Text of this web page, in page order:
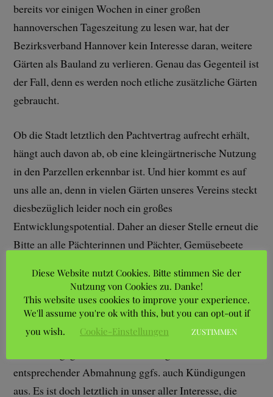
bereits vor einigen Wochen in einer großen
hannoverschen Tageszeitung zu lesen war, hat der
Bezirksverband Hannover kein Interesse daran, weitere
Gärten als Bauland zu verlieren. Genau das Gegenteil ist
der Fall, denn es werden noch etliche zusätzliche Gärten
gebraucht.
Ob die Stadt letztlich den Pachtvertrag aufrecht erhält,
hängt auch davon ab, ob eine kleingärtnerische Nutzung
in den Parzellen erkennbar ist. Und hier kommt es auf
uns alle an, denn in vielen Gärten unseres Vereins steckt
diesbezüglich leider noch ein großes
Entwicklungspotential. Daher an dieser Stelle erneut die
Bitte an alle Pächterinnen und Pächter, Gemüsebeete
schneiden, die Koloniewege vom Unkraut freizuhalten
und keine unerlaubten Anbauten zu errichten bzw. zu
belassen. Der Vorstand überprüft regelmäßig vom
Kolonieweg aus die Gärten und spricht bei groben
entsprechender Abmahnung ggfs. auch Kündigungen
aus. Es ist doch letztlich in unser aller Interesse, die
Diese Website nutzt Cookies. Bitte stimmen Sie der
Nutzung von Cookies zu. Danke!
This website uses cookies to improve your experience.
We'll assume you're ok with this, but you can opt-out if
you wish.
Cookie-Einstellungen ZUSTIMMEN